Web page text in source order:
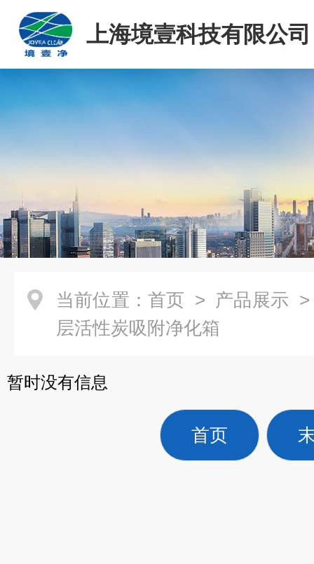
上海境壹科技有限公司
当前位置： 首页 > 产品展示
层活性炭吸附净化箱
暂时没有信息
首页